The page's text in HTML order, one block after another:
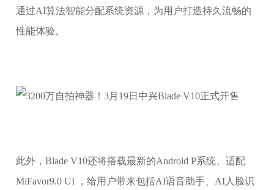
通过AI算法智能分配系统资源，为用户打造持久流畅的
性能体验。
此外，Blade V10还将搭载最新的Android P系统、适配
MiFavor9.0 UI ，给用户带来包括AI语音助手、AI人脸识